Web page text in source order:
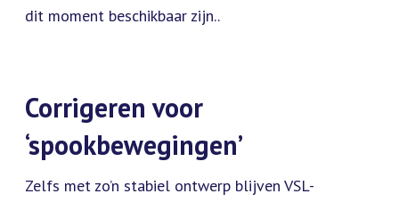
dit moment beschikbaar zijn..
Corrigeren voor
‘spookbewegingen’
Zelfs met zo’n stabiel ontwerp blijven VSL-